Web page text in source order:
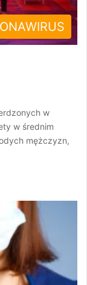
w
w średnim
mężczyzn,